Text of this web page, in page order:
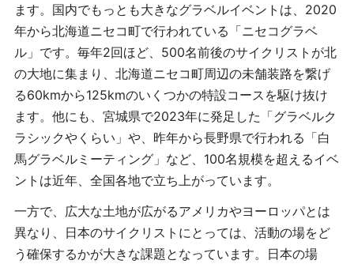
ます。国内でもっとも大きなグラベルイベントは、2020
年から北海道ニセコ町で行われている「ニセコグラベ
ル」です。毎年2回ほど、500名前後のサイクリストが北
の大地に集まり、北海道ニセコ町周辺の未舗装路を繋げ
る60kmから125kmのいくつかの特設コースを駆け抜け
ます。他にも、宮城県で2023年に発足した「グラベルク
ラシックやくらい」や、昨年から長野県で行われる「白
馬グラベルミーティング」など、100名規模を超えるイベ
ントは近年、全国各地で立ち上がっています。
一方で、広大な土地が広がるアメリカやヨーロッパとは
異なり、日本のサイクリストにとっては、活動の場をど
う確保するかが大きな課題となっています。日本の場